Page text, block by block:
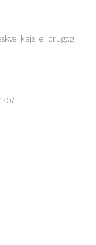
kajsije i drugog